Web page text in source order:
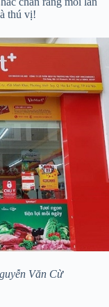
thú vị!
Văn Cừ